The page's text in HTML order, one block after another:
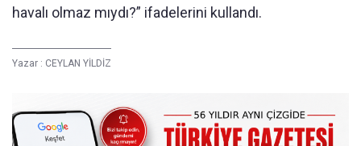
havalı olmaz mıydı?” ifadelerini kullandı.
Yazar : CEYLAN YİLDİZ